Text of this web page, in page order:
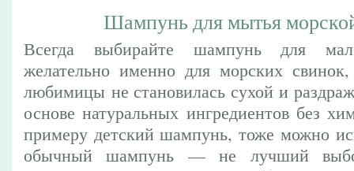
Шампунь для мытья
Всегда выбирайте шампунь для
желательно именно для морских
любимицы не становилась сухой и
основе натуральных ингредиентов без
примеру детский шампунь, тоже можно
обычный шампунь — не лучший